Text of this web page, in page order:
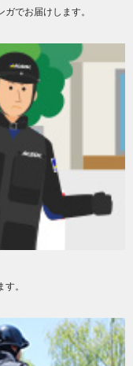
でお届けします。
。